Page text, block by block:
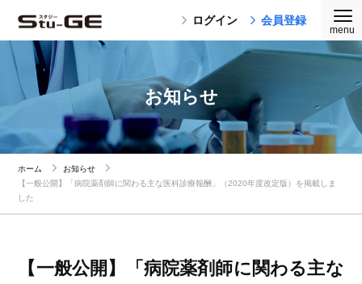
ログイン 会員登録
お知らせ
ホーム
お知らせ
【一般公開】「病院薬剤師に関わる主な医科診療報酬」（2020年度改定版）を掲載しま
した
【一般公開】「病院薬剤師に関わる主な